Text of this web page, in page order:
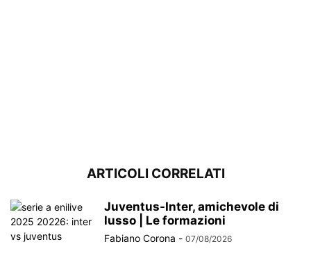
ARTICOLI CORRELATI
Juventus-Inter, amichevole di
lusso | Le formazioni
Fabiano Corona - 07/08/2026